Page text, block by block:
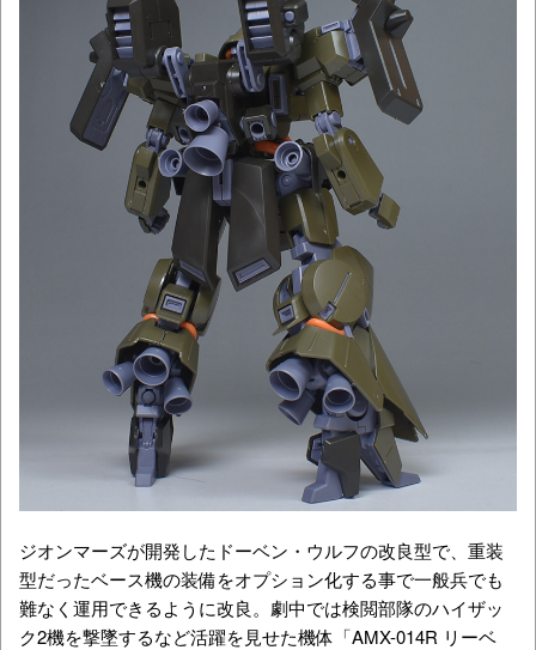
ジオンマーズが開発したドーベン・ウルフの改良型で、重装
型だったベース機の装備をオプション化する事で一般兵でも
難なく運用できるように改良。劇中では検閲部隊のハイザッ
ク2機を撃墜するなど活躍を見せた機体「AMX-014R リーベ